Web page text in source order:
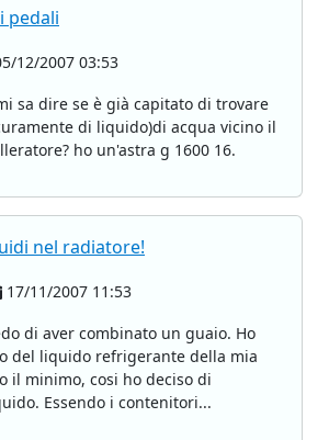
pedali
12/2007 03:53
sa dire se è già capitato di trovare
di liquido)di acqua vicino il
ho un'astra g 1600 16.
nel radiatore!
17/11/2007 11:53
di aver combinato un guaio. Ho
del liquido refrigerante della mia
il minimo, cosi ho deciso di
Essendo i contenitori...